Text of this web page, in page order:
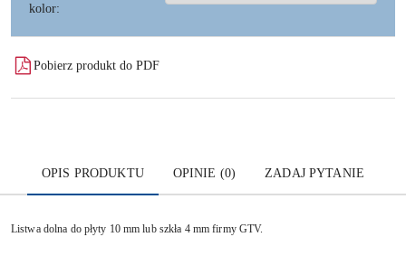
kolor:
Pobierz produkt do PDF
OPIS PRODUKTU OPINIE (0) ZADAJ PYTANIE
Listwa dolna do płyty 10 mm lub szkła 4 mm firmy GTV.